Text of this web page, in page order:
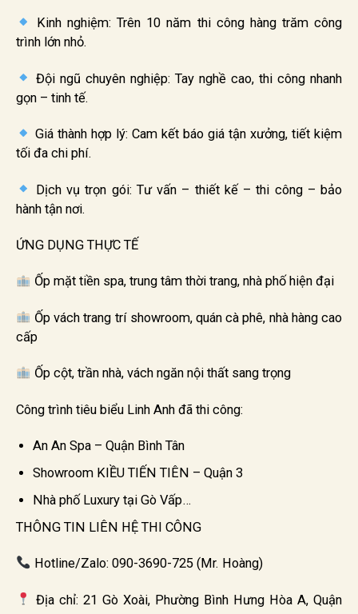
Kinh nghiệm: Trên 10 năm thi công hàng trăm công
trình lớn nhỏ.
Đội ngũ chuyên nghiệp: Tay nghề cao, thi công nhanh
gọn – tinh tế.
Giá thành hợp lý: Cam kết báo giá tận xưởng, tiết kiệm
tối đa chi phí.
Dịch vụ trọn gói: Tư vấn – thiết kế – thi công – bảo
hành tận nơi.
ỨNG DỤNG THỰC TẾ
Ốp mặt tiền spa, trung tâm thời trang, nhà phố hiện đại
Ốp vách trang trí showroom, quán cà phê, nhà hàng cao
cấp
Ốp cột, trần nhà, vách ngăn nội thất sang trọng
Công trình tiêu biểu Linh Anh đã thi công:
An An Spa – Quận Bình Tân
Showroom KIỀU TIẾN TIÊN – Quận 3
Nhà phố Luxury tại Gò Vấp…
THÔNG TIN LIÊN HỆ THI CÔNG
Hotline/Zalo: 090-3690-725 (Mr. Hoàng)
Địa chỉ: 21 Gò Xoài, Phường Bình Hưng Hòa A, Quận